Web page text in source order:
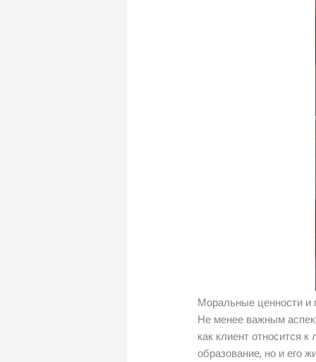
Моральные ценности и
Не менее важным
как клиент относится
образование, но и его